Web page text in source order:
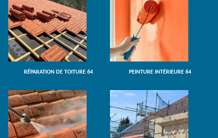
RÉPARATION DE TOITURE 64 PEINTURE INTÉRIEURE 64